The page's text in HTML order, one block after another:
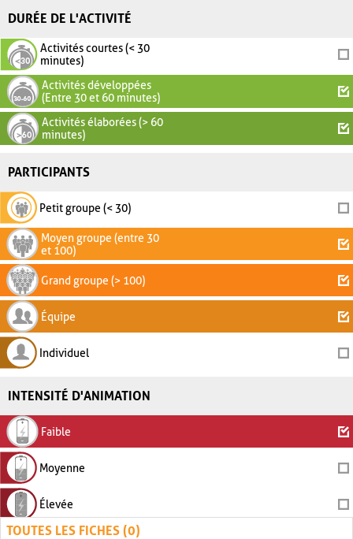
DURÉE DE L'ACTIVITÉ
Activités courtes (< 30
minutes)
Activités développées
(Entre 30 et 60 minutes)
Activités élaborées (> 60
minutes)
PARTICIPANTS
Petit groupe (< 30)
Moyen groupe (entre 30
et 100)
Grand groupe (> 100)
Équipe
Individuel
INTENSITÉ D'ANIMATION
Faible
Moyenne
Élevée
TOUTES LES FICHES (0)